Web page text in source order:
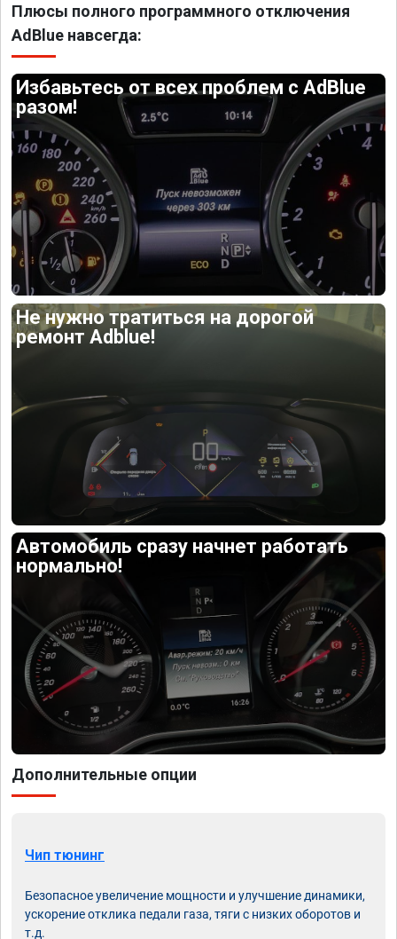
Плюсы полного программного отключения
AdBlue навсегда:
Избавьтесь от всех проблем с AdBlue
разом!
Не нужно тратиться на дорогой
ремонт Adblue!
Автомобиль сразу начнет работать
нормально!
Дополнительные опции
Чип тюнинг
Безопасное увеличение мощности и улучшение динамики,
ускорение отклика педали газа, тяги с низких оборотов и
т.д.